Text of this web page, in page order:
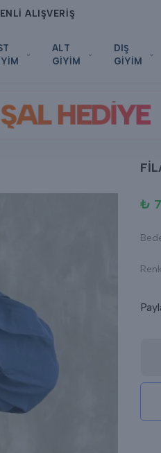
ALIŞVERİŞ
ALT
GİYİM
DIŞ
GİYİM
ŞAL HEDİYE
₺
Renk